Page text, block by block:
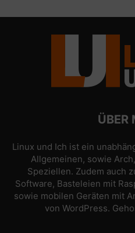
ÜBER
Linux und Ich ist ein
Allgemeinen, sowie
Speziellen. Zudem auch
Software, Basteleien mit
sowie mobilen Geräten mit
von WordPress.